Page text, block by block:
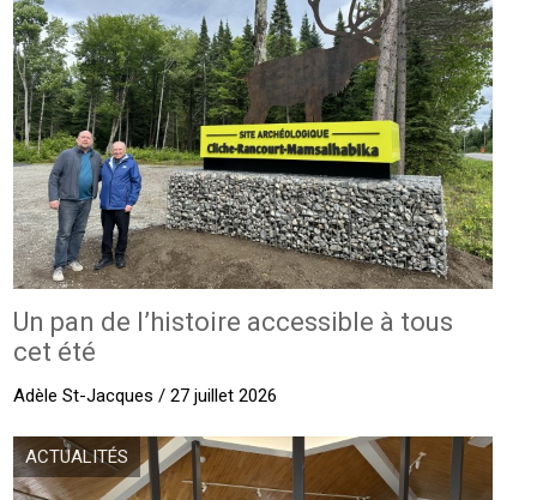
Un pan de l’histoire accessible à tous
cet été
Adèle St-Jacques / 27 juillet 2026
ACTUALITÉS